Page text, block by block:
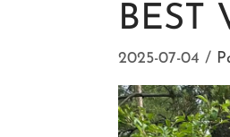
BEST
2025-07-04